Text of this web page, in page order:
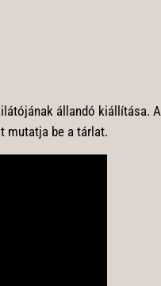
állandó kiállítása. A
mutatja be a tárlat.